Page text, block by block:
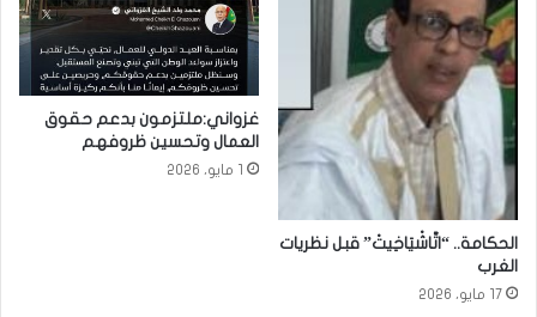
الحكامة.. “اتَّاشْيَاخِيتْ” قبل نظريات
الغرب
17 مايو، 2026
غزواني:ملتزمون بدعم حقوق
العمال وتحسين ظروفهم
1 مايو، 2026